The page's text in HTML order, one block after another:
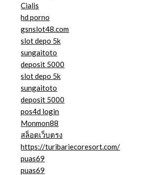
Cialis
hd porno
gsnslot48.com
slot depo 5k
sungaitoto
deposit 5000
slot depo 5k
sungaitoto
deposit 5000
pos4d login
Monmon88
สล็อตเว็บตรง
https://turibariecoresort.com/
puas69
puas69